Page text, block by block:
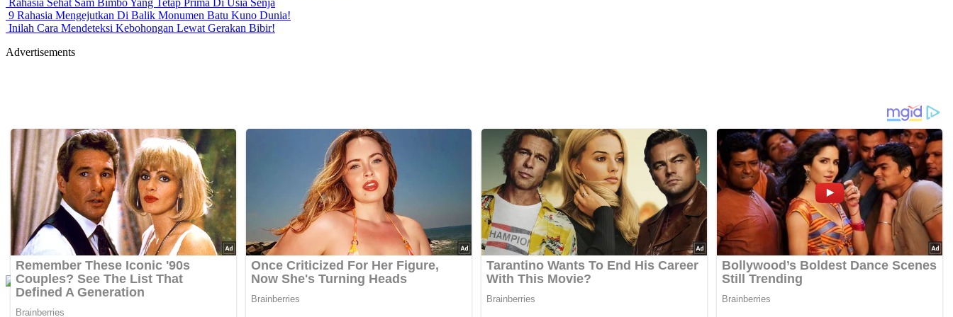
Rahasia Sehat Sam Bimbo Yang Tetap Prima Di Usia Senja
9 Rahasia Mengejutkan Di Balik Monumen Batu Kuno Dunia!
Inilah Cara Mendeteksi Kebohongan Lewat Gerakan Bibir!
Advertisements